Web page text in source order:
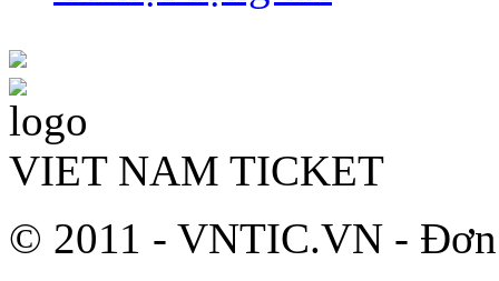
VIET NAM TICKET
© 2011 - VNTIC.VN -